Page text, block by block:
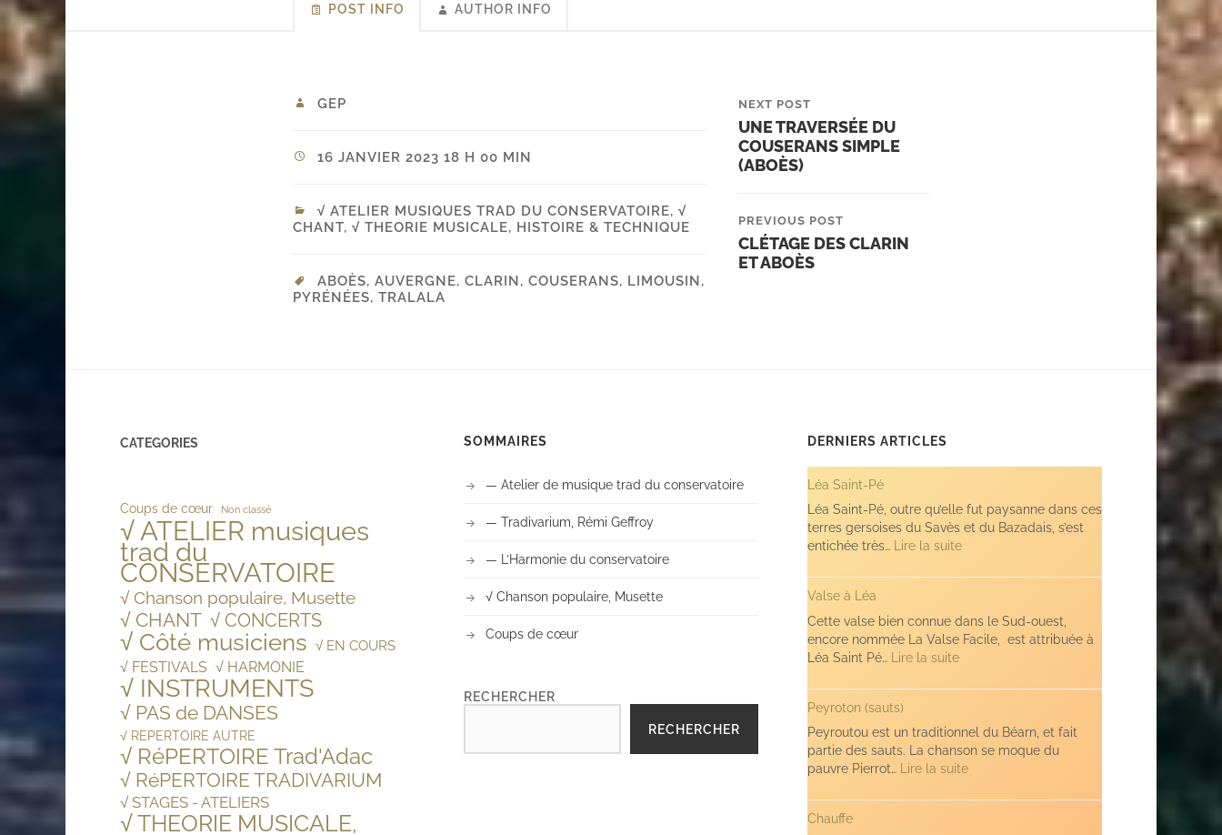
POST INFO AUTHOR INFO
GEP
16 JANVIER 2023 18 H 00 MIN
√ ATELIER MUSIQUES TRAD DU CONSERVATOIRE, √
CHANT, √ THEORIE MUSICALE, HISTOIRE & TECHNIQUE
ABOÈS, AUVERGNE, CLARIN, COUSERANS, LIMOUSIN,
PYRÉNÉES, TRALALA
NEXT POST
UNE TRAVERSÉE DU
COUSERANS SIMPLE
(ABOÈS)
PREVIOUS POST
CLÉTAGE DES CLARIN
ET ABOÈS
CATEGORIES
Coups de cœur Non classé
√ ATELIER musiques
trad du
CONSERVATOIRE
√ Chanson populaire, Musette
√ CHANT √ CONCERTS
√ Côté musiciens √ EN COURS
√ FESTIVALS √ HARMONIE
√ INSTRUMENTS
√ PAS de DANSES
√ REPERTOIRE AUTRE
√ RéPERTOIRE Trad'Adac
√ RéPERTOIRE TRADIVARIUM
√ STAGES - ATELIERS
√ THEORIE MUSICALE,
SOMMAIRES
— Atelier de musique trad du conservatoire
— Tradivarium, Rémi Geffroy
— L’Harmonie du conservatoire
√ Chanson populaire, Musette
Coups de cœur
RECHERCHER
RECHERCHER
DERNIERS ARTICLES
Léa Saint-Pé
Léa Saint-Pé, outre qu’elle fut paysanne dans ces
terres gersoises du Savès et du Bazadais, s’est
entichée très… Lire la suite:
Saint-
Valse à Léa
Cette valse bien connue dans le Sud-ouest,
encore nommée La Valse Facile, est attribuée à
Léa Saint Pé… Lire la suite:
à
Peyroton (sauts)
Peyroutou est un traditionnel du Béarn, et fait
partie des sauts. La chanson se moque du
pauvre Pierrot… Lire la suite:
(sauts)
Chauffe